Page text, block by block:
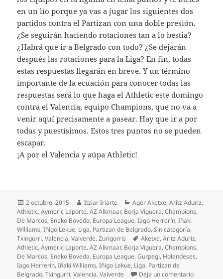
en un lío porque ya vas a jugar los siguientes dos
partidos contra el Partizan con una doble presión.
¿Se seguirán haciendo rotaciones tan a lo bestia?
¿Habrá que ir a Belgrado con todo? ¿Se dejarán
después las rotaciones para la Liga? En fin, todas
estas respuestas llegarán en breve. Y un término
importante de la ecuación para conocer todas las
respuestas será lo que haga el Athletic este domingo
contra el Valencia, equipo Champions, que no va a
venir aquí precisamente a pasear. Hay que ir a por
todas y puestísimos. Estos tres puntos no se pueden
escapar.
¡A por el Valencia y aúpa Athletic!
Publicado
el
2 octubre, 2015 Autor
Itziar Iriarte Categorías
Ager Aketxe,Aritz Aduriz,
Athletic,Aymeric Laporte,AZ Alkmaar, Borja Viguera,Champions,
De Marcos, Eneko Boveda, Europa League,Iago Herrerín,Iñaki
Williams,Iñigo Lekue, Liga, Partizan de Belgrado,Sin categoría,
Txingurri,Valencia,Valverde,Zurigorris Etiquetas
Aketxe,Aritz Aduriz,
Athletic,Aymeric Laporte,AZ Alkmaar, Borja Viguera,Champions,
De Marcos, Eneko Boveda, Europa League,Gurpegi, Holandeses,
Iago Herrerín,Iñaki Williams,Iñigo Lekue, Liga, Partizan de
Belgrado,Txingurri,Valencia,Valverde Deja un comentarioen